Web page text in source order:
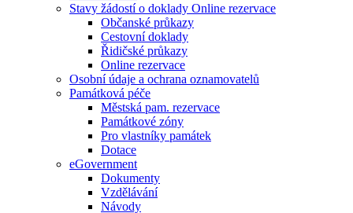
Stavy žádostí o doklady Online rezervace
Občanské průkazy
Cestovní doklady
Řidičské průkazy
Online rezervace
Osobní údaje a ochrana oznamovatelů
Památková péče
Městská pam. rezervace
Památkové zóny
Pro vlastníky památek
Dotace
eGovernment
Dokumenty
Vzdělávání
Návody